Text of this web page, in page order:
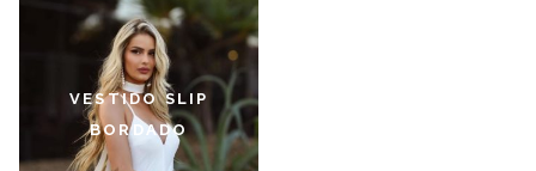
VESTIDO SLIP
BORDADO